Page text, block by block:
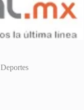
Deportes